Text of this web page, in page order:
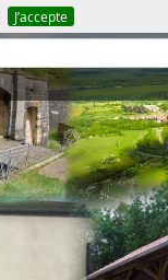
J’accepte